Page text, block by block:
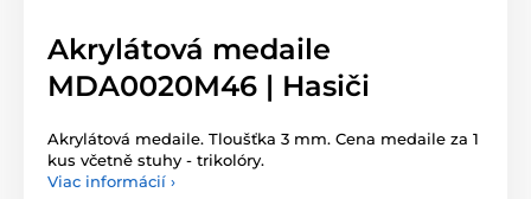
Akrylátová medaile
MDA0020M46 | Hasiči
Akrylátová medaile. Tloušťka 3 mm. Cena medaile za 1
kus včetně stuhy - trikolóry.
Viac informácií ›